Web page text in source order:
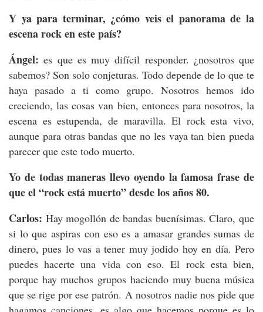
Y ya para terminar, ¿cómo veis el panorama de la
escena rock en este país?
Ángel:es que es muy difícil responder. ¿nosotros que
sabemos? Son solo conjeturas. Todo depende de lo que te
haya pasado a ti como grupo. Nosotros hemos ido
creciendo, las cosas van bien, entonces para nosotros, la
escena es estupenda, de maravilla. El rock esta vivo,
aunque para otras bandas que no les vaya tan bien pueda
parecer que este todo muerto.
Yo de todas maneras llevo oyendo la famosa frase de
que el “rock está muerto” desde los años 80.
Carlos: Hay mogollón de bandas buenísimas. Claro, que
si lo que aspiras con eso es a amasar grandes sumas de
dinero, pues lo vas a tener muy jodido hoy en día. Pero
puedes hacerte una vida con eso. El rock esta bien,
porque hay muchos grupos haciendo muy buena música
que se rige por ese patrón. A nosotros nadie nos pide que